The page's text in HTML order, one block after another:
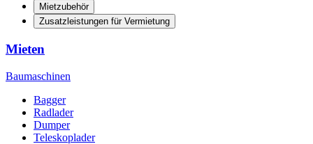
Mietzubehör
Zusatzleistungen für Vermietung
Mieten
Baumaschinen
Bagger
Radlader
Dumper
Teleskoplader